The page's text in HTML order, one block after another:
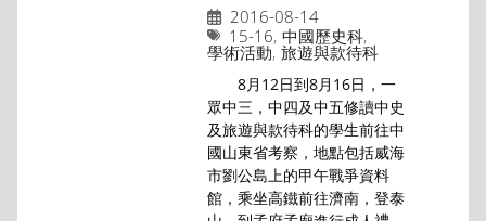
2016-08-14
15-16, 中國歷史科,
學術活動, 旅遊與款待科
8月12日到8月16日，一
眾中三，中四及中五修讀中史
及旅遊與款待科的學生前往中
國山東省考察，地點包括威海
市劉公島上的甲午戰爭資料
館，乘坐高鐵前往濟南，登泰